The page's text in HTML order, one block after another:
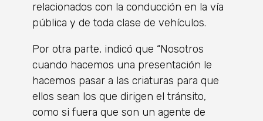
relacionados con la conducción en la vía
pública y de toda clase de vehículos.
Por otra parte, indicó que “Nosotros
cuando hacemos una presentación le
hacemos pasar a las criaturas para que
ellos sean los que dirigen el tránsito,
como si fuera que son un agente de